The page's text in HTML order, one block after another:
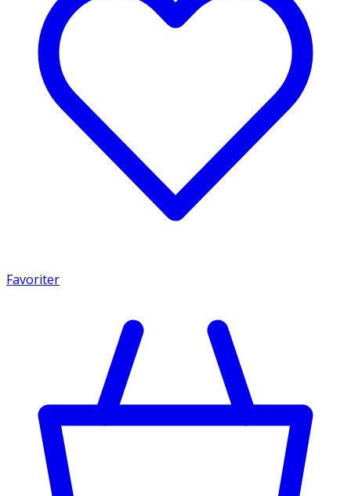
Favoriter